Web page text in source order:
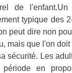
de l'enfant.Un
typique des
peut dire non
mais que l'on
sécurité. Les
période en